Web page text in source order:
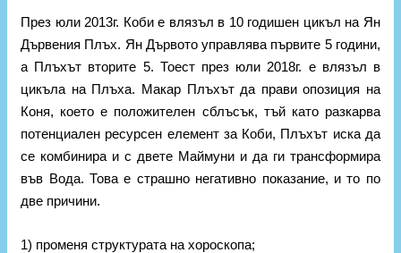
През юли 2013г. Коби е влязъл в 10 годишен цикъл на Ян
Дървения Плъх. Ян Дървото управлява първите 5 години,
а Плъхът вторите 5. Тоест през юли 2018г. е влязъл в
цикъла на Плъха. Макар Плъхът да прави опозиция на
Коня, което е положителен сблъсък, тъй като разкарва
потенциален ресурсен елемент за Коби, Плъхът иска да
се комбинира и с двете Маймуни и да ги трансформира
във Вода. Това е страшно негативно показание, и то по
две причини.
1) променя структурата на хороскопа;